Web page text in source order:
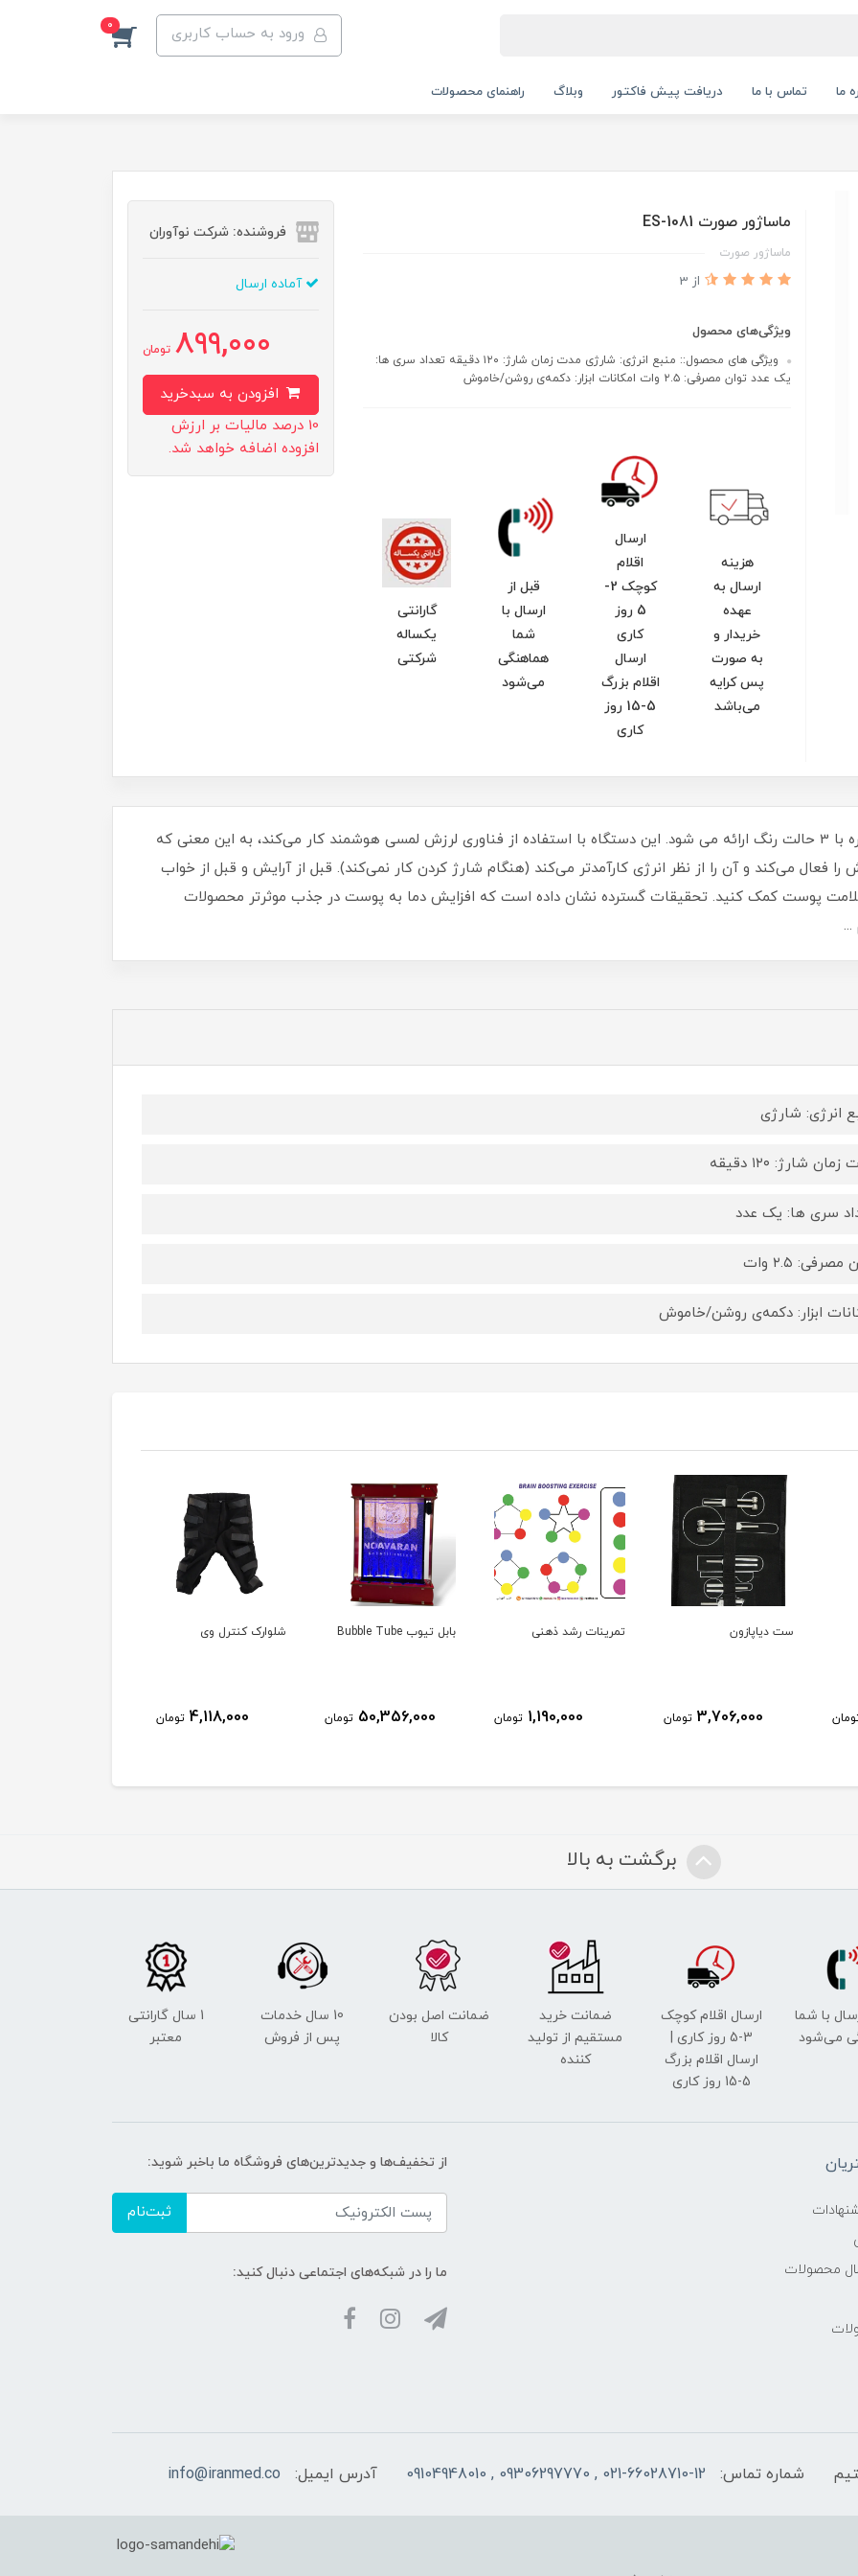
ورود به حساب کاربری 0
ما تماس با ما دریافت پیش فاکتور وبلاگ راهنمای محصولات
ماساژور صورت ES-1081
ماساژور صورت
از 3
ویژگی‌های محصول
ویژگی های محصول:: منبع انرژی: شارژی مدت زمان شارژ: ۱۲۰ دقیقه تعداد سری ها:
یک عدد توان مصرفی: ۲.۵ وات امکانات ابزار: دکمه‌ی روشن/خاموش
هزینه
ارسال به
عهده
خریدار و
به صورت
پس کرایه
می‌باشد
ارسال
اقلام
کوچک 2-
5 روز
کاری
ارسال
اقلام بزرگ
5-15 روز
کاری
قبل از
ارسال با
شما
هماهنگی
می‌شود
گارانتی
یکساله
شرکتی
فروشنده: شرکت نوآوران
آماده ارسال
899,000 تومان
10 درصد مالیات بر ارزش
افزوده اضافه خواهد شد.
این ماساژور صورت و گردن مدل ES-1081 همه کاره با 3 حالت رنگ ارائه می شود. این دستگاه با استفاده از فناوری لرزش لمسی هوشمند کار می‌کند، به این معنی که
می‌کند و آن را از نظر انرژی کارآمدتر می‌کند (هنگام شارژ کردن کار نمی‌کند). قبل از آرایش و قبل از خواب
پوست کمک کنید. تحقیقات گسترده نشان داده است که افزایش دما به پوست در جذب موثرتر محصولات
انرژی: شارژی
شارژ: ۱۲۰ دقیقه
سری ها: یک عدد
مصرفی: ۲.۵ وات
ابزار: دکمه‌ی روشن/خاموش
ست دیاپازون
3,706,000 تومان
تمرینات رشد ذهنی
1,190,000 تومان
بابل تیوب Bubble Tube
50,356,000 تومان
شلوارک کنترل وی
4,118,000 تومان
برگشت به بالا
با شما
می‌شود
ارسال اقلام کوچک
3-5 روز کاری |
ارسال اقلام بزرگ
5-15 روز کاری
ضمانت خرید
مستقیم از تولید
کننده
ضمانت اصل بودن
کالا
10 سال خدمات
پس از فروش
1 سال گارانتی
معتبر
محصولات
از تخفیف‌ها و جدیدترین‌های فروشگاه ما باخبر شوید:
ثبت‌نام
ما را در شبکه‌های اجتماعی دنبال کنید:
شماره تماس: 021-66028710-12 , 09306297770 , 09104948010 آدرس ایمیل: info@iranmed.co